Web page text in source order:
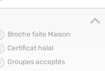
Broche faite Maison
Certificat halal
Groupes acceptés